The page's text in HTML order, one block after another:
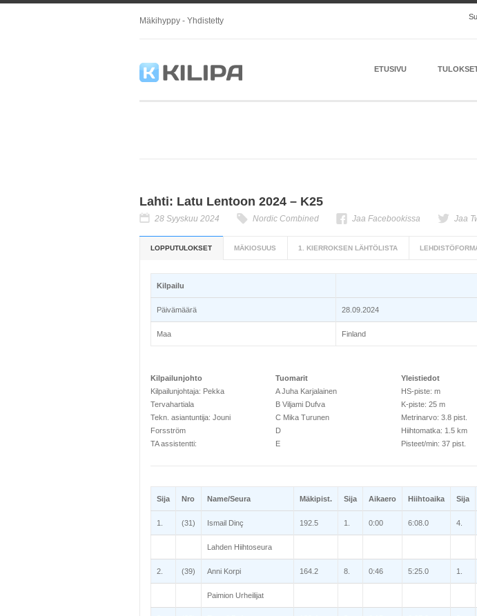
Mäkihyppy - Yhdistetty
ETUSIVU
Lahti: Latu Lentoon 2024 – K25
28 Syyskuu 2024 Nordic Combined Jaa Facebookissa Jaa
LOPPUTULOKSET MÄKIOSUUS 1. KIERROKSEN LÄHTÖLISTA
Kilpailu
Päivämäärä 28.09.2024
Maa Finland
Kilpailunjohto
Kilpailunjohtaja: Pekka
Tervahartiala
Tekn. asiantuntija: Jouni
Forsström
TA assistentti:
Tuomarit
A Juha Karjalainen
B Viljami Dufva
C Mika Turunen
D
E
Yleistiedot
HS-piste: m
K-piste: 25 m
Metrinarvo: 3.8 pist.
Hiihtomatka: 1.5 km
Pisteet/min: 37 pist.
Sija Nro Name/Seura Mäkipist. Sija Aikaero Hiihtoaika Sija
1. (31) Ismail Dinç 192.5 1. 0:00 6:08.0 4.
Lahden Hiihtoseura
2. (39) Anni Korpi 164.2 8. 0:46 5:25.0 1.
Paimion Urheilijat